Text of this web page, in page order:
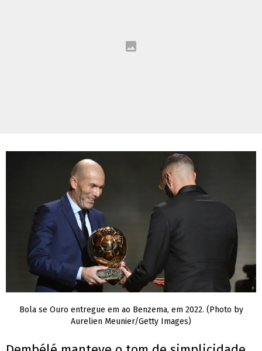
Bola se Ouro entregue em ao Benzema, em 2022. (Photo by
Aurelien Meunier/Getty Images)